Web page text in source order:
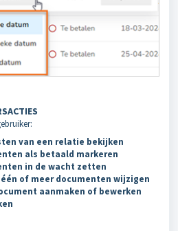
van een relatie bekijken
als betaald markeren
in de wacht zetten
of meer documenten wijzigen
aanmaken of bewerken